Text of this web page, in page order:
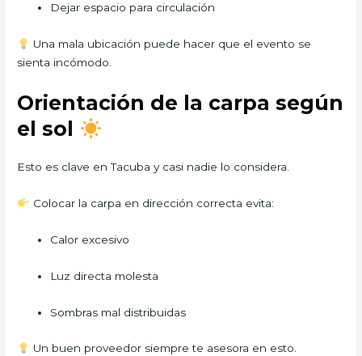
Dejar espacio para circulación
Una mala ubicación puede hacer que el evento se
sienta incómodo.
Orientación de la carpa según
el sol
Esto es clave en Tacuba y casi nadie lo considera.
Colocar la carpa en dirección correcta evita:
Calor excesivo
Luz directa molesta
Sombras mal distribuidas
Un buen proveedor siempre te asesora en esto.